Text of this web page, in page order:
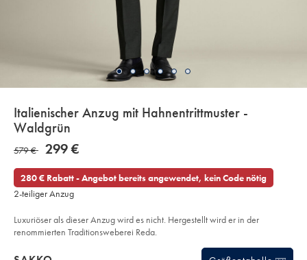
details
about
product:
Italienischer Anzug mit Hahnentrittmuster -
Waldgrün
Details
https://www.charlestyrwhitt.com/de/italienischer-
anzug-
hahnentrittmuster-
-
waldgruen/SUL40FRG.html?
WAS
579
€
579 € NOW
€
299 €
280 € Rabatt - Angebot bereits angewendet, kein Code nötig
2-teiliger Anzug
Luxuriöser als dieser Anzug wird es nicht. Hergestellt wird er in der
renommierten Traditionsweberei Reda.
Products